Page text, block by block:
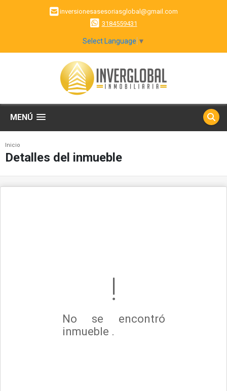
inversionesasesoriasglobal@gmail.com
3184559431
Select Language ▼
MENÚ
Inicio
Detalles del inmueble
No se encontró
inmueble .